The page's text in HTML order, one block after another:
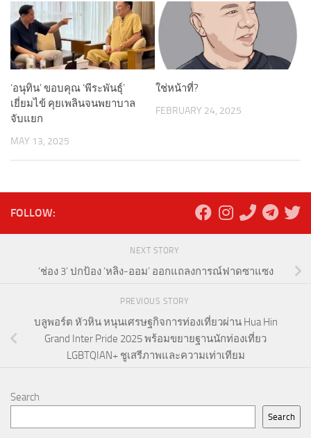
‘อนุทิน’ ขอบคุณ ‘พีระพันธุ์’
เยี่ยมไข้ คุยเพลินจนพยาบาล
จับแยก
MAY 13, 2025
ใช่หน้าที่?
FEBRUARY 24, 2025
FOLLOW:
NEXT STORY
‘ช่อง 3’ ปกป้อง ‘หลิง-ออม’ ออกแถลงการณ์ฟาดซาแซง
PREVIOUS STORY
บลูพอร์ต หัวหิน หนุนเศรษฐกิจการท่องเที่ยวผ่าน Hua Hin
Grand Inter Pride 2025 พร้อมขยายฐานนักท่องเที่ยว
LGBTQIAN+ ชูเสรีภาพและความเท่าเทียม
Search
Search